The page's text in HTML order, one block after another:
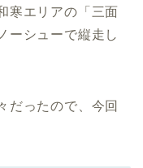
寒エリアの「三面
ーシューで縦走し
だったので、今回